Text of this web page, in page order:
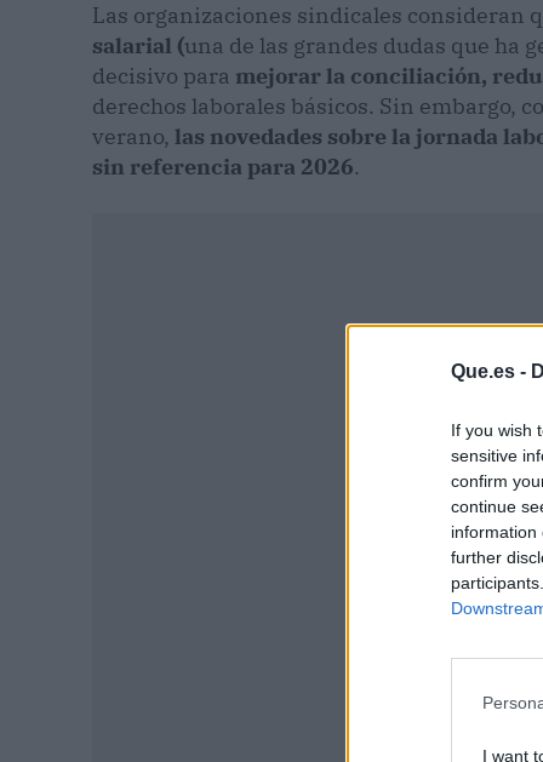
Que.es -
If you wish
sensitive
confirm
continue
information
further
I want
Las organizaciones sindicales consideran
salarial (una de las grandes dudas que ha
decisivo para mejorar la conciliación,
derechos laborales básicos. Sin embargo,
verano, las novedades sobre la jornada
sin referencia para 2026.